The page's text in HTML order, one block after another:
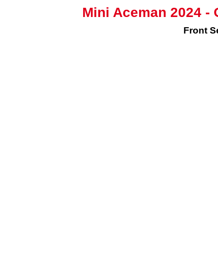
Mini Aceman 2024 -
Front